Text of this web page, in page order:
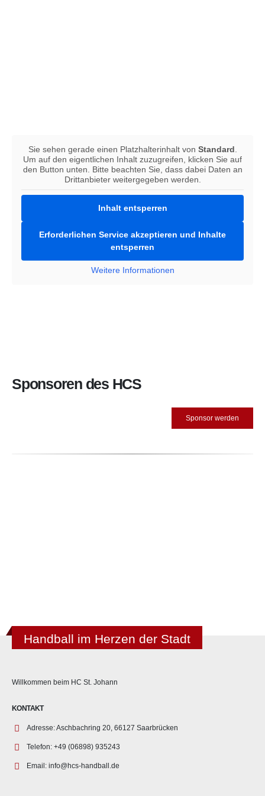
Sie sehen gerade einen Platzhalterinhalt von Standard
Um auf den eigentlichen Inhalt zuzugreifen, klicken Sie auf
den Button unten. Bitte beachten Sie, dass dabei Daten an
Drittanbieter weitergegeben werden.
Inhalt entsperren
Erforderlichen Service akzeptieren und Inhalte
entsperren
Weitere Informationen
Sponsorendes HCS
Sponsor werden
Handball im Herzen der Stadt
Willkommen beim HC St. Johann
KONTAKT
Adresse:Aschbachring 20, 66127 Saarbrücken
Telefon: +49 (06898) 935243
Email: info@hcs-handball.de